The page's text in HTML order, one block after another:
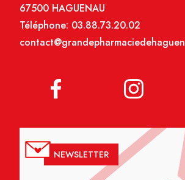
67500 HAGUENAU
Téléphone: 03.88.73.20.02
NEWSLETTER